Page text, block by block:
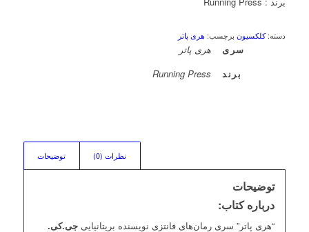
دسته:کلکسیون برچسب: هری پاتر
سری
هری پاتر
برند
Running Press
توضیحات نظرات (0)
توضیحات
درباره کتاب:
“هری پاتر” سری رمان‌های فانتزی نویسنده بریتانیایی جی.کی.